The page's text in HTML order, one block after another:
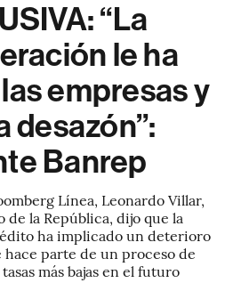
“La
le ha
empresas y
desazón”:
Banrep
Línea, Leonardo Villar,
de la República, dijo que la
ha implicado un deterioro
hace parte de un proceso de
más bajas en el futuro